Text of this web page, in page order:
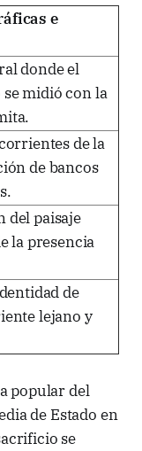
e
donde el
se midió con la
de la
de bancos
del paisaje
la presencia
de
lejano y
popular del
de Estado en
se